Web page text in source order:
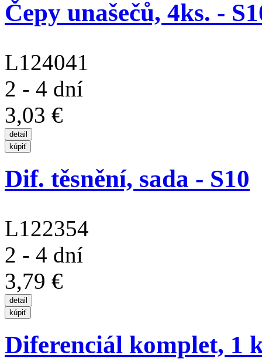
Čepy unašečů, 4ks. -
L124041
2 - 4 dní
3,03 €
Dif. těsnění, sada - S10
L122354
2 - 4 dní
3,79 €
Diferenciál komplet, 1